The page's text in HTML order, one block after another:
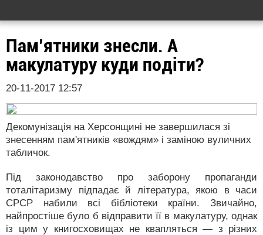
Пам’ятники знесли. А
макулатуру куди подіти?
20-11-2017 12:57
Декомунізація на Херсонщині не завершилася зі
знесенням пам'ятників «вождям» і заміною вуличних
табличок.
Під законодавство про заборону пропаганди
тоталітаризму підпадає й література, якою в часи
СРСР набили всі бібліотеки країни. Звичайно,
найпростіше було б відправити її в макулатуру, однак
із цим у книгосховищах не квапляться — з різних